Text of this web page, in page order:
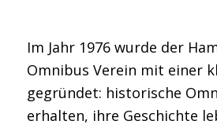
Im Jahr 1976 wurde der
Omnibus Verein mit einer
gegründet: historische
erhalten, ihre Geschichte